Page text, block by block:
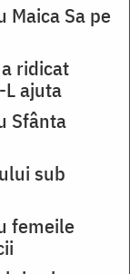
Sa pe
ridicat
ajuta
Sfânta
sub
femeile